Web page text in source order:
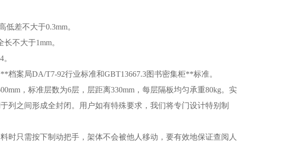
差不大于0.3mm。
不大于1mm。
案局DA/T7-92行业标准和GBT13667.3图书密集柜**标准。
，标准层数为6层，层距离330mm，每层隔板均匀承重80kg。实
列之间形成全封闭。用户如有特殊要求，我们将专门设计特别制
时只需按下制动把手，架体不会被他人移动，要有效地保证查阅人